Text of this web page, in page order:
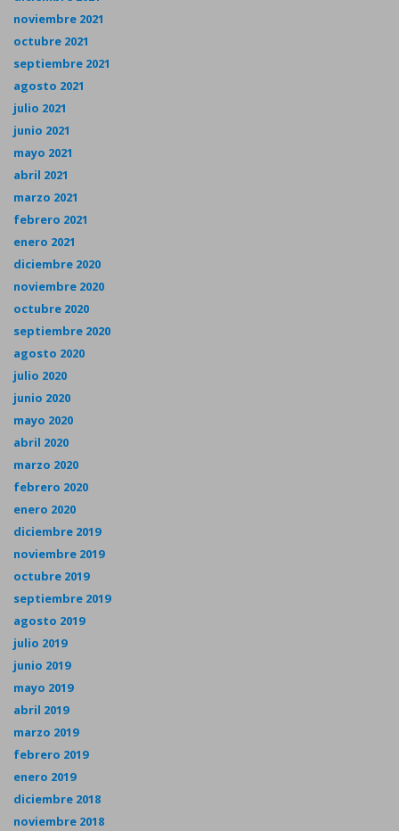
noviembre 2021
octubre 2021
septiembre 2021
agosto 2021
julio 2021
junio 2021
mayo 2021
abril 2021
marzo 2021
febrero 2021
enero 2021
diciembre 2020
noviembre 2020
octubre 2020
septiembre 2020
agosto 2020
julio 2020
junio 2020
mayo 2020
abril 2020
marzo 2020
febrero 2020
enero 2020
diciembre 2019
noviembre 2019
octubre 2019
septiembre 2019
agosto 2019
julio 2019
junio 2019
mayo 2019
abril 2019
marzo 2019
febrero 2019
enero 2019
diciembre 2018
noviembre 2018